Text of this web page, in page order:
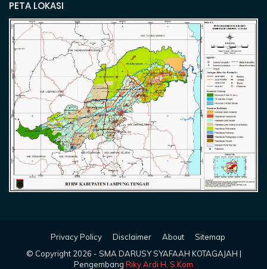
PETA LOKASI
Privacy Policy Disclaimer About
Sitemap
© Copyright 2026 - SMA DARUSY SYAFAAH KOTAGAJAH |
Pengembang Riky Ardi H, S.Kom